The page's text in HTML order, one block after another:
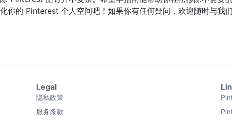
你的 Pinterest 个人空间吧！如果你有任何疑问，欢迎随时与我
Legal
隐私政策
服务条款